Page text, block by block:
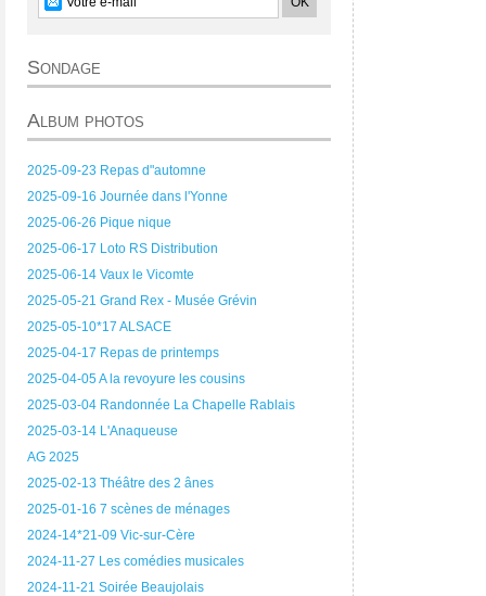
Sondage
Album photos
2025-09-23 Repas d"automne
2025-09-16 Journée dans l'Yonne
2025-06-26 Pique nique
2025-06-17 Loto RS Distribution
2025-06-14 Vaux le Vicomte
2025-05-21 Grand Rex - Musée Grévin
2025-05-10*17 ALSACE
2025-04-17 Repas de printemps
2025-04-05 A la revoyure les cousins
2025-03-04 Randonnée La Chapelle Rablais
2025-03-14 L'Anaqueuse
AG 2025
2025-02-13 Théâtre des 2 ânes
2025-01-16 7 scènes de ménages
2024-14*21-09 Vic-sur-Cère
2024-11-27 Les comédies musicales
2024-11-21 Soirée Beaujolais